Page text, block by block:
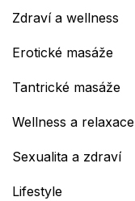
Zdraví a wellness
Erotické masáže
Tantrické masáže
Wellness a relaxace
Sexualita a zdraví
Lifestyle